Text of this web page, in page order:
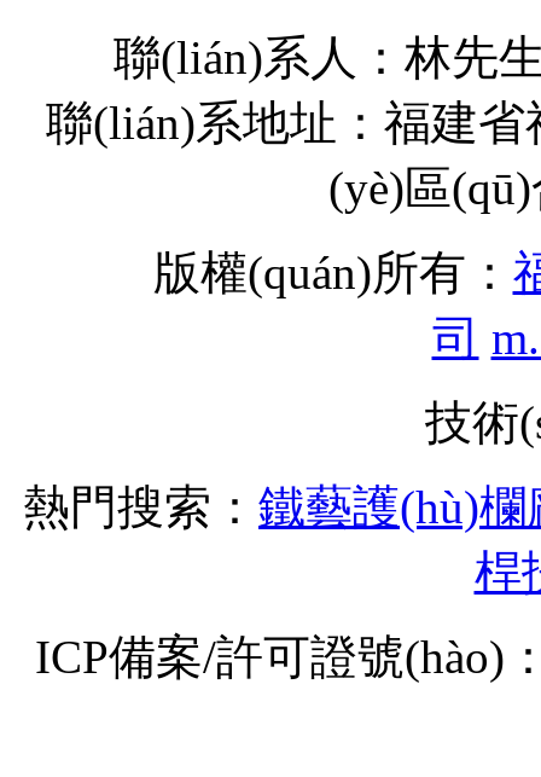
聯(lián)系人：林先
聯(lián)系地址：福建
(yè)區
版權(quán)所有：
司
技術
熱門搜索： 鐵藝護(hù)欄
桿
ICP備案/許可證號(hào)